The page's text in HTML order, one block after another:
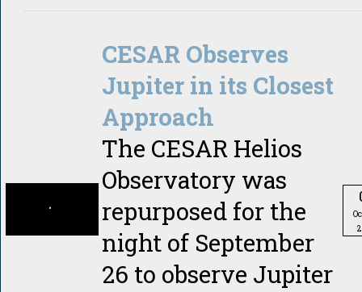
CESAR Observes
Jupiter in its Closest
Approach
The CESAR Helios
Observatory was
repurposed for the
night of September
26 to observe Jupiter